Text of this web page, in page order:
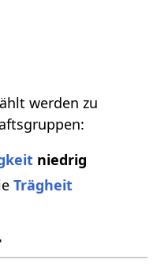
werden zu
niedrig
Trägheit